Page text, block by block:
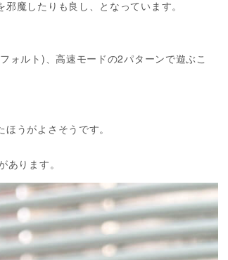
魔したりも良し、となっています。
ォルト)、高速モードの2パターンで遊ぶこ
うがよさそうです。
ります。